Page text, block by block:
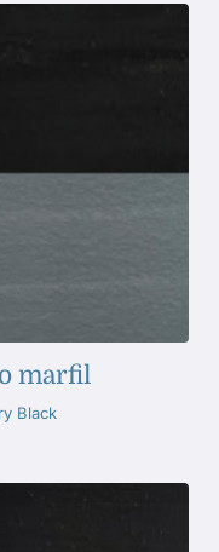
marfil
Black